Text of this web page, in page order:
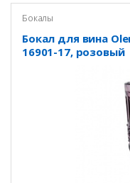
Бокалы
Бокал для вина
16901-17, розовый